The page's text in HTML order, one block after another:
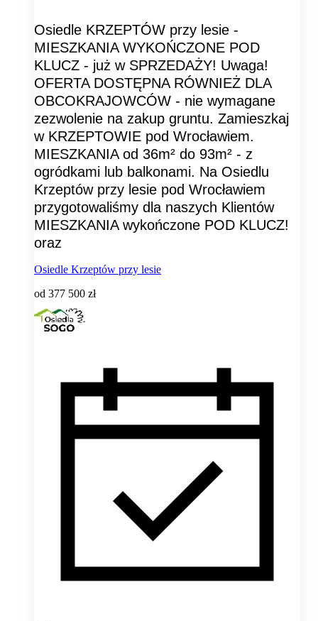
Osiedle KRZEPTÓW przy lesie -
MIESZKANIA WYKOŃCZONE POD
KLUCZ - już w SPRZEDAŻY! Uwaga!
OFERTA DOSTĘPNA RÓWNIEŻ DLA
OBCOKRAJOWCÓW - nie wymagane
zezwolenie na zakup gruntu. Zamieszkaj
w KRZEPTOWIE pod Wrocławiem.
MIESZKANIA od 36m² do 93m² - z
ogródkami lub balkonami. Na Osiedlu
Krzeptów przy lesie pod Wrocławiem
przygotowaliśmy dla naszych Klientów
MIESZKANIA wykończone POD KLUCZ!
oraz
Osiedle Krzeptów przy lesie
od 377 500 zł